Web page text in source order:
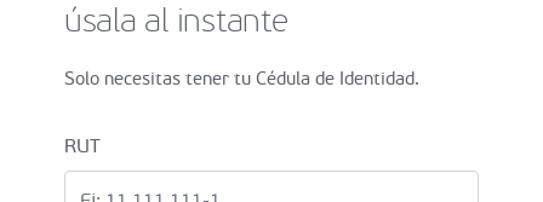
úsala al instante
Solo necesitas tener tu Cédula de Identidad.
RUT